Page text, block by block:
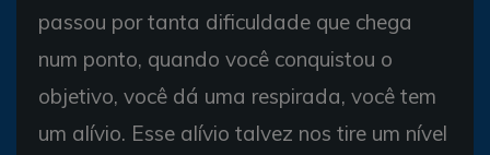
passou por tanta dificuldade que chega
num ponto, quando você conquistou o
objetivo, você dá uma respirada, você tem
um alívio. Esse alívio talvez nos tire um nível